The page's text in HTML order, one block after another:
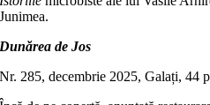
Junimea.
Dunărea de Jos
Nr. 285, decembrie 2025, Galați, 44